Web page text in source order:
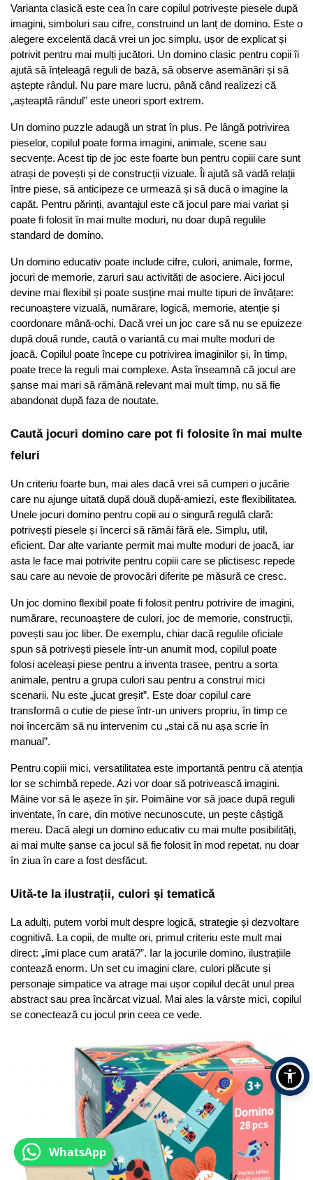
Varianta clasică este cea în care copilul potrivește piesele după
imagini, simboluri sau cifre, construind un lanț de domino. Este o
alegere excelentă dacă vrei un joc simplu, ușor de explicat și
potrivit pentru mai mulți jucători. Un domino clasic pentru copii îi
ajută să înțeleagă reguli de bază, să observe asemănări și să
aștepte rândul. Nu pare mare lucru, până când realizezi că
„așteaptă rândul” este uneori sport extrem.
Un domino puzzle adaugă un strat în plus. Pe lângă potrivirea
pieselor, copilul poate forma imagini, animale, scene sau
secvențe. Acest tip de joc este foarte bun pentru copiii care sunt
atrași de povești și de construcții vizuale. Îi ajută să vadă relații
între piese, să anticipeze ce urmează și să ducă o imagine la
capăt. Pentru părinți, avantajul este că jocul pare mai variat și
poate fi folosit în mai multe moduri, nu doar după regulile
standard de domino.
Un domino educativ poate include cifre, culori, animale, forme,
jocuri de memorie, zaruri sau activități de asociere. Aici jocul
devine mai flexibil și poate susține mai multe tipuri de învățare:
recunoaștere vizuală, numărare, logică, memorie, atenție și
coordonare mână-ochi. Dacă vrei un joc care să nu se epuizeze
după două runde, caută o variantă cu mai multe moduri de
joacă. Copilul poate începe cu potrivirea imaginilor și, în timp,
poate trece la reguli mai complexe. Asta înseamnă că jocul are
șanse mai mari să rămână relevant mai mult timp, nu să fie
abandonat după faza de noutate.
Caută jocuri domino care pot fi folosite în mai multe
feluri
Un criteriu foarte bun, mai ales dacă vrei să cumperi o jucărie
care nu ajunge uitată după două după-amiezi, este flexibilitatea.
Unele jocuri domino pentru copii au o singură regulă clară:
potrivești piesele și încerci să rămâi fără ele. Simplu, util,
eficient. Dar alte variante permit mai multe moduri de joacă, iar
asta le face mai potrivite pentru copiii care se plictisesc repede
sau care au nevoie de provocări diferite pe măsură ce cresc.
Un joc domino flexibil poate fi folosit pentru potrivire de imagini,
numărare, recunoaștere de culori, joc de memorie, construcții,
povești sau joc liber. De exemplu, chiar dacă regulile oficiale
spun să potrivești piesele într-un anumit mod, copilul poate
folosi aceleași piese pentru a inventa trasee, pentru a sorta
animale, pentru a grupa culori sau pentru a construi mici
scenarii. Nu este „jucat greșit”. Este doar copilul care
transformă o cutie de piese într-un univers propriu, în timp ce
noi încercăm să nu intervenim cu „stai că nu așa scrie în
manual”.
Pentru copiii mici, versatilitatea este importantă pentru că atenția
lor se schimbă repede. Azi vor doar să potrivească imagini.
Mâine vor să le așeze în șir. Poimâine vor să joace după reguli
inventate, în care, din motive necunoscute, un pește câștigă
mereu. Dacă alegi un domino educativ cu mai multe posibilități,
ai mai multe șanse ca jocul să fie folosit în mod repetat, nu doar
în ziua în care a fost desfăcut.
Uită-te la ilustrații, culori și tematică
La adulți, putem vorbi mult despre logică, strategie și dezvoltare
cognitivă. La copii, de multe ori, primul criteriu este mult mai
direct: „îmi place cum arată?”. Iar la jocurile domino, ilustrațiile
contează enorm. Un set cu imagini clare, culori plăcute și
personaje simpatice va atrage mai ușor copilul decât unul prea
abstract sau prea încărcat vizual. Mai ales la vârste mici, copilul
se conectează cu jocul prin ceea ce vede.
WhatsApp